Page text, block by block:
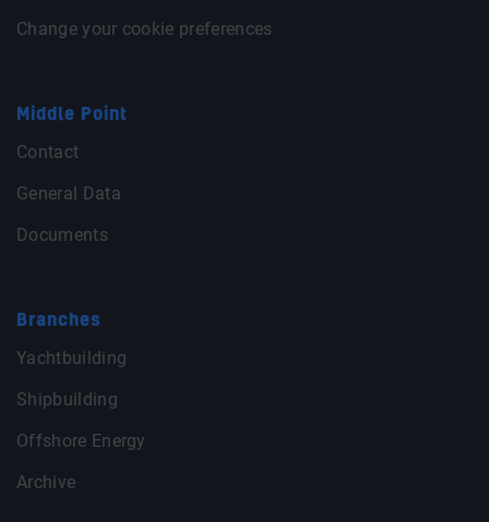
Change your cookie preferences
Middle Point
Contact
General Data
Documents
Branches
Yachtbuilding
Shipbuilding
Offshore Energy
Archive